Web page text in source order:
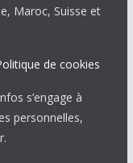
Maroc, Suisse et
de cookies
s’engage à
personnelles,